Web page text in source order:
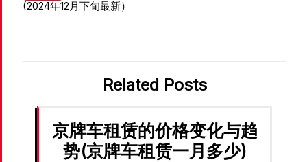
(2024年12月下旬最新）
Related Posts
京牌车租赁的价格变化与趋
势(京牌车租赁一月多少)